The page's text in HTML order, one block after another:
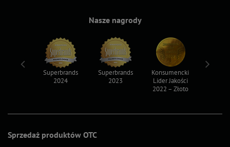
Sprzedaż produktów OTC
Nasze nagrody
Superbrands
2024
Superbrands
2023
Konsumencki
Lider Jakości
2022 – Złoto